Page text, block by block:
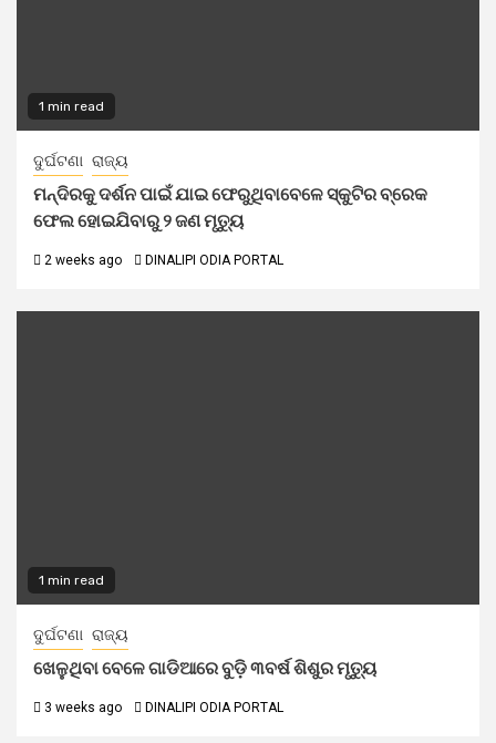
1 min read
ଦୁର୍ଘଟଣା ରାଜ୍ୟ
ମନ୍ଦିରକୁ ଦର୍ଶନ ପାଇଁ ଯାଇ ଫେରୁଥିବାବେଳେ ସ୍କୁଟିର ବ୍ରେକ
ଫେଲ ହୋଇଯିବାରୁ ୨ ଜଣ ମୃତ୍ୟୁ
2 weeks ago DINALIPI ODIA PORTAL
1 min read
ଦୁର୍ଘଟଣା ରାଜ୍ୟ
ଖେଳୁଥିବା ବେଳେ ଗାଡିଆରେ ବୁଡ଼ି ୩ବର୍ଷ ଶିଶୁର ମୃତ୍ୟୁ
3 weeks ago DINALIPI ODIA PORTAL